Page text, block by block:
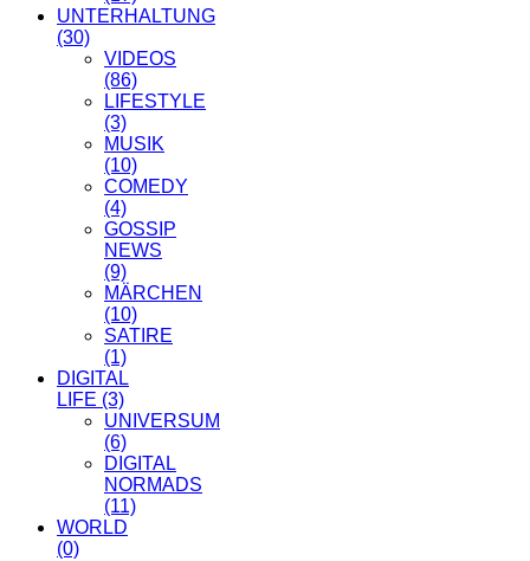
UNTERHALTUNG
(30)
VIDEOS
(86)
LIFESTYLE
(3)
MUSIK
(10)
COMEDY
(4)
GOSSIP
NEWS
(9)
MÄRCHEN
(10)
SATIRE
(1)
DIGITAL
LIFE (3)
UNIVERSUM
(6)
DIGITAL
NORMADS
(11)
WORLD
(0)